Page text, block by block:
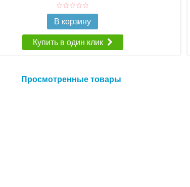
В корзину
Купить в один клик
Просмотренные товары